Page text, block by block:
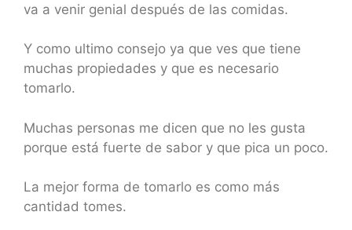
va a venir genial después de las comidas.
Y como ultimo consejo ya que ves que tiene
muchas propiedades y que es necesario
tomarlo.
Muchas personas me dicen que no les gusta
porque está fuerte de sabor y que pica un poco.
La mejor forma de tomarlo es como más
cantidad tomes.